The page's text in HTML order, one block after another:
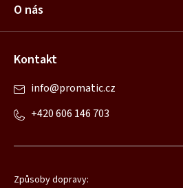
O nás
Kontakt
info@promatic.cz
+420 606 146 703
Způsoby dopravy: